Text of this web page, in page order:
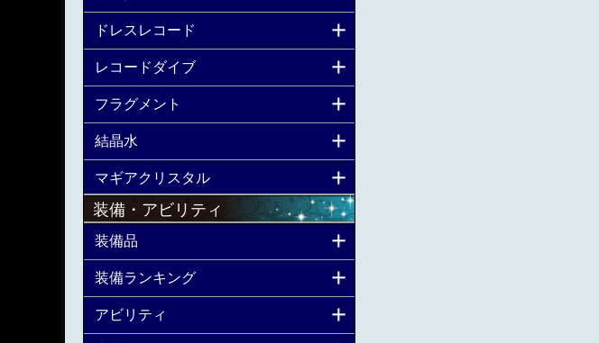
ドレスレコード
レコードダイブ
フラグメント
結晶水
マギアクリスタル
装備・アビリティ
装備品
装備ランキング
アビリティ